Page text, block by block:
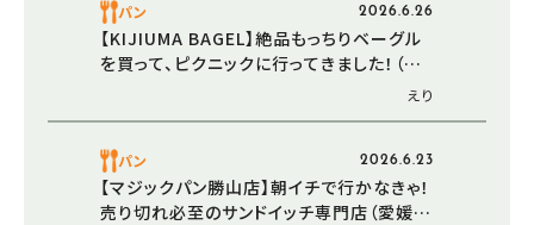
パン 2026.6.26
【KIJIUMA BAGEL】絶品もっちりベーグル
を買って、ピクニックに行ってきました！（愛
えり
パン 2026.6.23
【マジックパン勝山店】朝イチで行かなきゃ！
売り切れ必至のサンドイッチ専門店（愛媛/